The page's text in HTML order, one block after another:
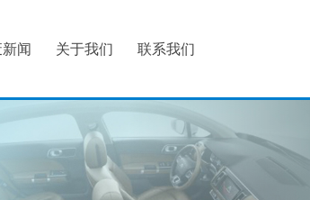
闻 关于我们 联系我们